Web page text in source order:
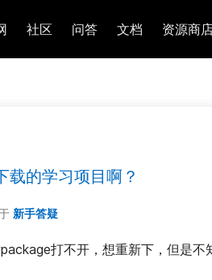
社区 问答 文档 资源商
载的学习项目啊？
新手答疑
打不开，想重新下，但是不